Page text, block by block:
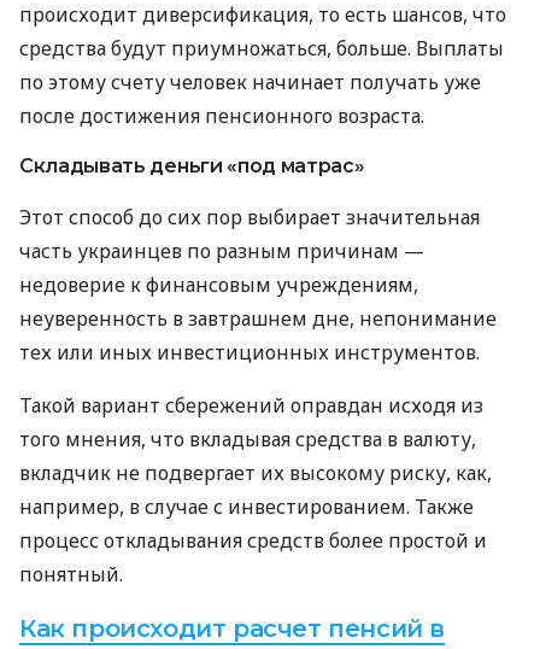
происходит диверсификация, то есть шансов, что
средства будут приумножаться, больше. Выплаты
по этому счету человек начинает получать уже
после достижения пенсионного возраста.
Складывать деньги «под матрас»
Этот способ до сих пор выбирает значительная
часть украинцев по разным причинам —
недоверие к финансовым учреждениям,
неуверенность в завтрашнем дне, непонимание
тех или иных инвестиционных инструментов.
Такой вариант сбережений оправдан исходя из
того мнения, что вкладывая средства в валюту,
вкладчик не подвергает их высокому риску, как,
например, в случае с инвестированием. Также
процесс откладывания средств более простой и
понятный.
Как происходит расчет пенсий в